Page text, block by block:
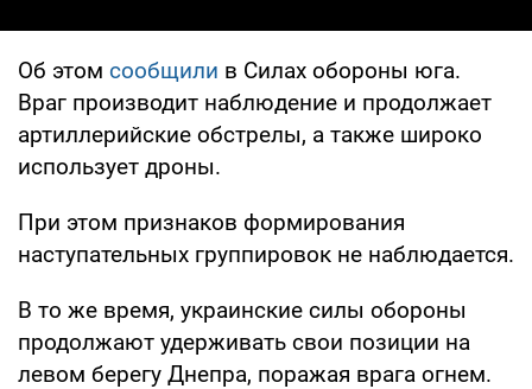
Об этом сообщили в Силах обороны юга.
Враг производит наблюдение и продолжает
артиллерийские обстрелы, а также широко
использует дроны.
При этом признаков формирования
наступательных группировок не наблюдается.
В то же время, украинские силы обороны
продолжают удерживать свои позиции на
левом берегу Днепра, поражая врага огнем.